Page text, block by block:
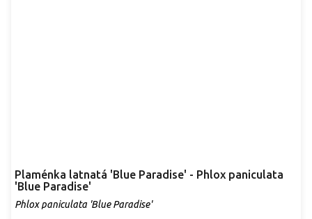
Plaménka latnatá 'Blue Paradise' - Phlox paniculata
'Blue Paradise'
Phlox paniculata 'Blue Paradise'